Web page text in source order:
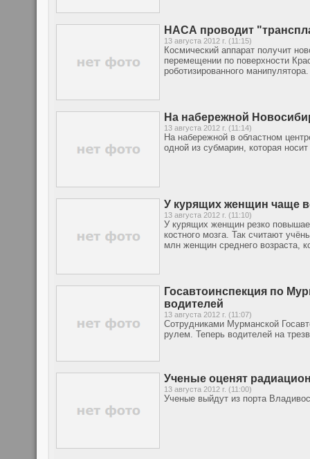
НАСА проводит
13 августа 2012 г. (11:15)
Космический аппарат получит
перемещении по поверхности
роботизированного манипулятора.
На набережной
13 августа 2012 г. (11:14)
На набережной в областном
одной из субмарин, которая
У курящих женщин чаще
13 августа 2012 г. (11:10)
У курящих женщин резко
костного мозга. Так считают
млн женщин среднего возраста,
Госавтоинспекция по
водителей
13 августа 2012 г. (11:07)
Сотрудниками Мурманской
рулем. Теперь водителей на
Ученые оценят
13 августа 2012 г. (11:00)
Ученые выйдут из порта